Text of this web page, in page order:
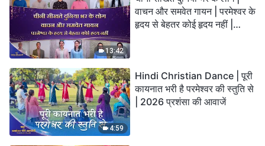
13:42
वाचन और समवेत गायन | परमेश्वर के
हृदय से बेहतर कोई हृदय नहीं |
4:59
Hindi Christian Dance | पूरी
कायनात भरी है परमेश्वर की स्तुति से
| 2026 प्रशंसा की आवाजें